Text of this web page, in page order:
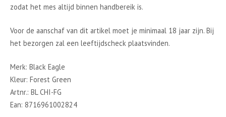
zodat het mes altijd binnen handbereik is.
Voor de aanschaf van dit artikel moet je minimaal 18 jaar zijn. Bij
het bezorgen zal een leeftijdscheck plaatsvinden.
Merk: Black Eagle
Kleur: Forest Green
Artnr.: BL CHI-FG
Ean: 8716961002824